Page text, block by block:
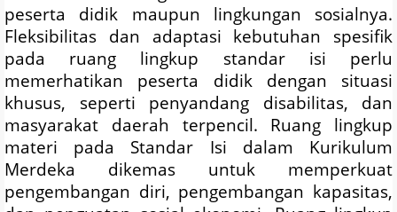
peserta didik maupun lingkungan sosialnya.
Fleksibilitas dan adaptasi kebutuhan spesifik
pada ruang lingkup standar isi perlu
memerhatikan peserta didik dengan situasi
khusus, seperti penyandang disabilitas, dan
masyarakat daerah terpencil. Ruang lingkup
materi pada Standar Isi dalam Kurikulum
Merdeka dikemas untuk memperkuat
pengembangan diri, pengembangan kapasitas,